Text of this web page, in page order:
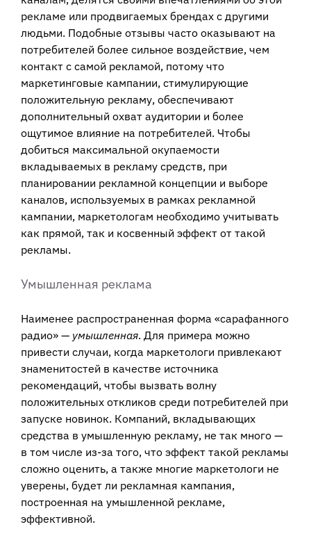
рекламе или продвигаемых брендах с другими
людьми. Подобные отзывы часто оказывают на
потребителей более сильное воздействие, чем
контакт с самой рекламой, потому что
маркетинговые кампании, стимулирующие
положительную рекламу, обеспечивают
дополнительный охват аудитории и более
ощутимое влияние на потребителей. Чтобы
добиться максимальной окупаемости
вкладываемых в рекламу средств, при
планировании рекламной концепции и выборе
каналов, используемых в рамках рекламной
кампании, маркетологам необходимо учитывать
как прямой, так и косвенный эффект от такой
рекламы.
Умышленная реклама
Наименее распространенная форма «сарафанного
радио» — умышленная. Для примера можно
привести случаи, когда маркетологи привлекают
знаменитостей в качестве источника
рекомендаций, чтобы вызвать волну
положительных откликов среди потребителей при
запуске новинок. Компаний, вкладывающих
средства в умышленную рекламу, не так много —
в том числе из-за того, что эффект такой рекламы
сложно оценить, а также многие маркетологи не
уверены, будет ли рекламная кампания,
построенная на умышленной рекламе,
эффективной.